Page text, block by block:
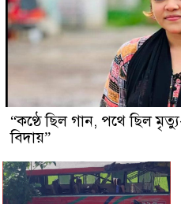
“কণ্ঠে ছিল গান, পথে ছিল
বিদায়”